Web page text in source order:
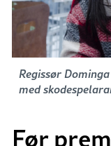
Regissør
med
Før